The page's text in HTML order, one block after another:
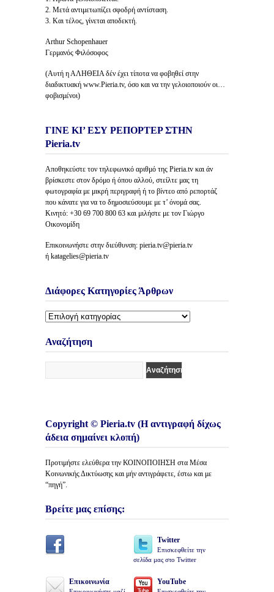
2. Μετά αντιμετωπίζει σφοδρή αντίσταση.
3. Και τέλος, γίνεται αποδεκτή.
Arthur Schopenhauer
Γερμανός Φιλόσοφος
(Αυτή η ΑΛΗΘΕΙΑ δέν έχει τίποτα να φοβηθεί στην
διαδικτυακή www.Pieria.tv, όσο και να την γελοιοποιούν οι…
φοβισμένοι)
ΓΙΝΕ ΚΙ’ ΕΣΥ ΡΕΠΟΡΤΕΡ ΣΤΗΝ
Pieria.tv
Αποθηκεύστε τον τηλεφωνικό αριθμό της Pieria.tv και άν
βρίσκεστε στον δρόμο ή όπου αλλού, στείλτε μας τη
φωτογραφία με μικρή περιγραφή ή το βίντεο από ρεπορτάζ
που κάνατε για να το δημοσιεύσουμε με τ’ όνομά σας.
Κινητό: +30 69 700 800 63 και μιλήστε με τον Γιώργο
Οικονομίδη
Επικοινωνήστε στην διεύθυνση: pieria.tv@pieria.tv
ή katagelies@pieria.tv
Διάφορες Κατηγορίες Άρθρων
Διάφορες
Άρθρων
Αναζήτηση
Copyright © Pieria.tv (Η αντιγραφή δίχως
άδεια σημαίνει κλοπή)
Προτιμήστε ελεύθερα την ΚΟΙΝΟΠΟΙΗΣΗ στα Μέσα
Κοινωνικής Δικτύωσης και μήν αντιγράφετε, έστω και με
“πηγή”.
Βρείτε μας επίσης:
Twitter
Επισκεφθείτε την
σελίδα μας στο Twitter
Επικοινωνία YouTube